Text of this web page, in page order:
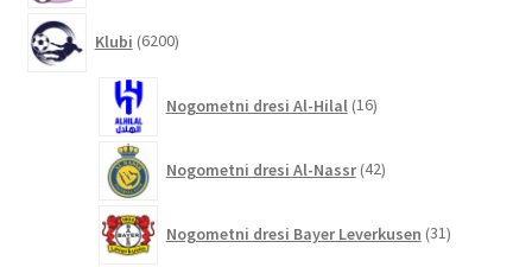
Klubi 6200izdelkov
Nogometni dresi Al-Hilal 16izdelkov
Nogometni dresi Al-Nassr 42izdelkov
Nogometni dresi Bayer Leverkusen 31izdelkov